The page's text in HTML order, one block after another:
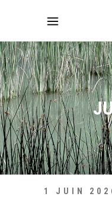
1 JUIN